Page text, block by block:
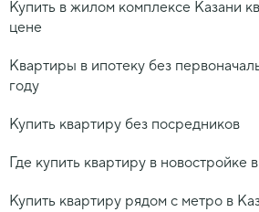
Купить в жилом комплексе Казани
цене
Квартиры в ипотеку без
году
Купить квартиру без посредников
Где купить квартиру в новостройке
Купить квартиру рядом с метро в